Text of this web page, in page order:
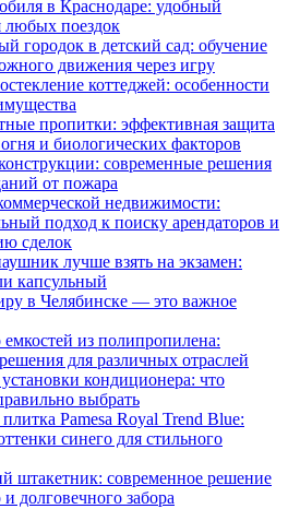
в Краснодаре: удобный
любых поездок
городок в детский сад: обучение
движения через игру
коттеджей: особенности
пропитки: эффективная защита
и биологических факторов
современные решения
от пожара
недвижимости:
подход к поиску арендаторов и
сделок
лучше взять на экзамен:
капсульный
в Челябинске — это важное
из полипропилена:
для различных отраслей
кондиционера: что
выбрать
Pamesa Royal Trend Blue:
синего для стильного
штакетник: современное решение
и долговечного забора